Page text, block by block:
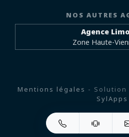
NOS AUTRES
Agence
Zone Haute-
Mentions légales - Solution
SylApps